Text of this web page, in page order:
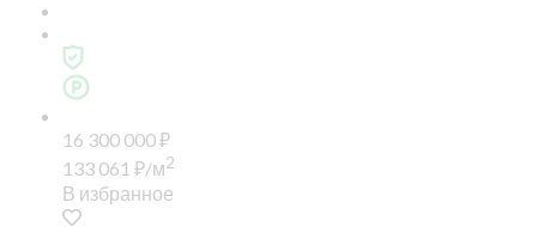
16 300 000₽
133 061 ₽/м2
В избранное